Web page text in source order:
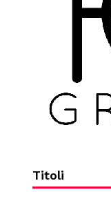
Titoli